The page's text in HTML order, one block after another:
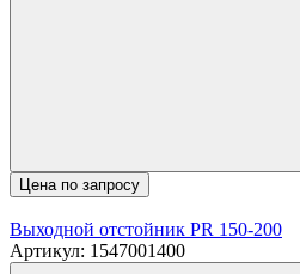
Цена по запросу
Выходной отстойник PR 150-200
Артикул: 1547001400